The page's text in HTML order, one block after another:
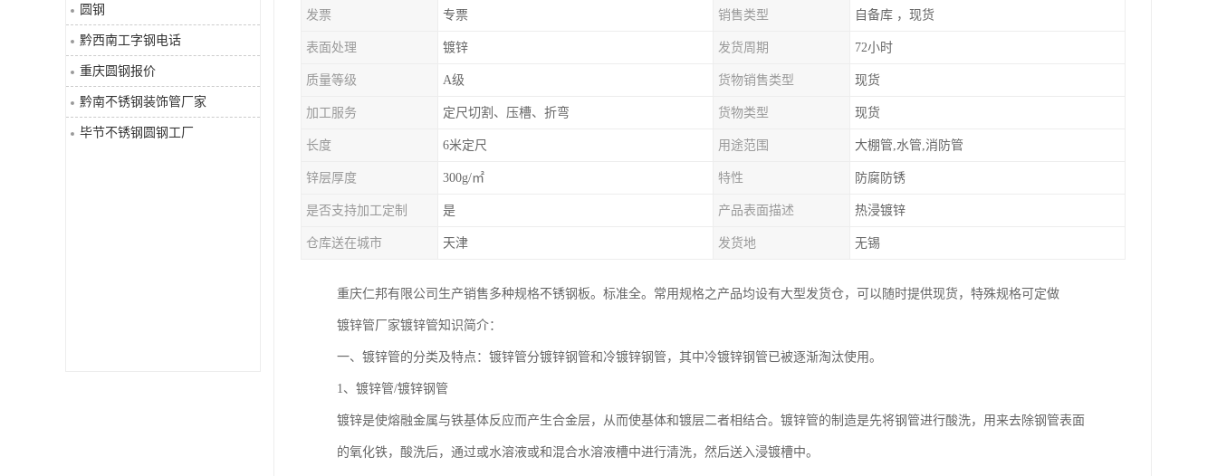
焊管
工字钢
H型钢
圆钢
黔西南工字钢电话
重庆圆钢报价
黔南不锈钢装饰管厂家
毕节不锈钢圆钢工厂
发票 专票 销售类型 自备库 ，现货
表面处理 镀锌 发货周期 72小时
质量等级 A级 货物销售类型 现货
加工服务 定尺切割、压槽、折弯 货物类型 现货
长度 6米定尺 用途范围 大棚管,水管,消防管
锌层厚度 300g/㎡ 特性 防腐防锈
是否支持加工定制 是 产品表面描述 热浸镀锌
仓库送在城市 天津 发货地 无锡
重庆仁邦有限公司生产销售多种规格不锈钢板。标准全。常用规格之产品均设有大型发货仓，可以随时提供现货，特殊规格可定做
镀锌管厂家镀锌管知识简介：
一、镀锌管的分类及特点：镀锌管分镀锌钢管和冷镀锌钢管，其中冷镀锌钢管已被逐渐淘汰使用。
1、镀锌管/镀锌钢管
镀锌是使熔融金属与铁基体反应而产生合金层，从而使基体和镀层二者相结合。镀锌管的制造是先将钢管进行酸洗，用来去除钢管表面
的氧化铁，酸洗后，通过或水溶液或和混合水溶液槽中进行清洗，然后送入浸镀槽中。